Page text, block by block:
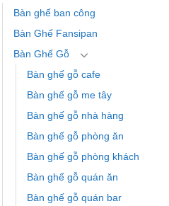
Bàn ghế ban công
Bàn Ghế Fansipan
Bàn Ghế Gỗ
Bàn ghế gỗ cafe
Bàn ghế gỗ me tây
Bàn ghế gỗ nhà hàng
Bàn ghế gỗ phòng ăn
Bàn ghế gỗ phòng khách
Bàn ghế gỗ quán ăn
Bàn ghế gỗ quán bar